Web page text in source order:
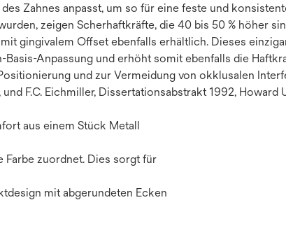
Zahnes anpasst, um so für eine feste und
zeigen Scherhaftkräfte, die 40 bis 50 % höher
gingivalem Offset ebenfalls erhältlich. Dieses
Anpassung und erhöht somit ebenfalls die
und zur Vermeidung von okklusalen
F.C. Eichmiller, Dissertationsabstrakt 1992, Howard
aus einem Stück Metall
Farbe zuordnet. Dies sorgt für
mit abgerundeten Ecken